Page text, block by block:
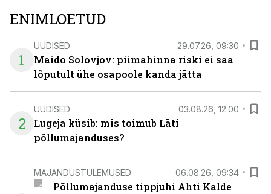
ENIMLOETUD
1
UUDISED 29.07.26, 09:30
Maido Solovjov: piimahinna riski ei saa
lõputult ühe osapoole kanda jätta
2
UUDISED 03.08.26, 12:00
Lugeja küsib: mis toimub Läti
põllumajanduses?
MAJANDUSTULEMUSED 06.08.26, 09:34
Põllumajanduse tippjuhi Ahti Kalde